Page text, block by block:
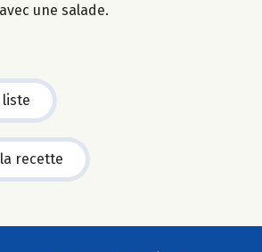
une salade.
liste
recette